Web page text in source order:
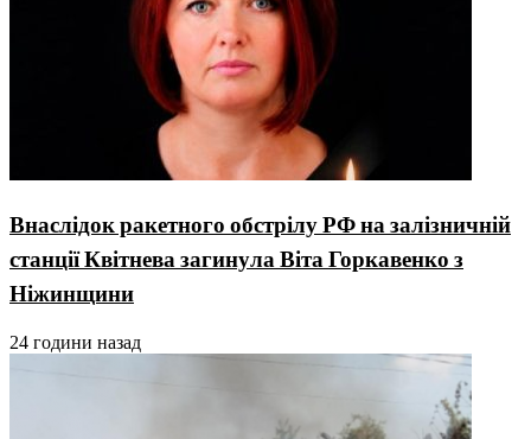
Внаслідок ракетного обстрілу РФ на залізничній
станції Квітнева загинула Віта Горкавенко з
Ніжинщини
24 години назад